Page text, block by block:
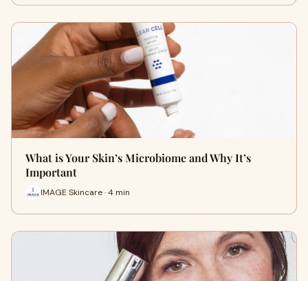
What is Your Skin’s Microbiome and Why It’s
Important
IMAGE Skincare · 4 min